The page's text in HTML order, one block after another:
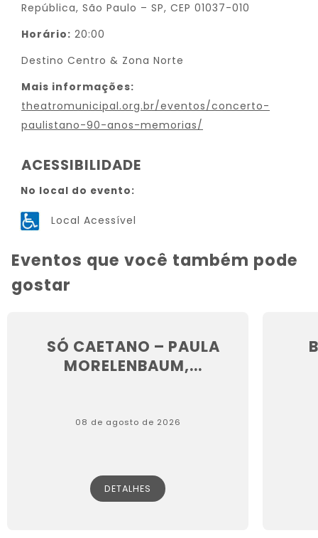
República, São Paulo – SP, CEP 01037-010
Horário: 20:00
Destino Centro & Zona Norte
Mais informações:
theatromunicipal.org.br/eventos/concerto-
paulistano-90-anos-memorias/
ACESSIBILIDADE
No local do evento:
Local Acessível
Eventos que você também pode
gostar
SÓ CAETANO – PAULA
MORELENBAUM,...
08 de agosto de 2026
DETALHES